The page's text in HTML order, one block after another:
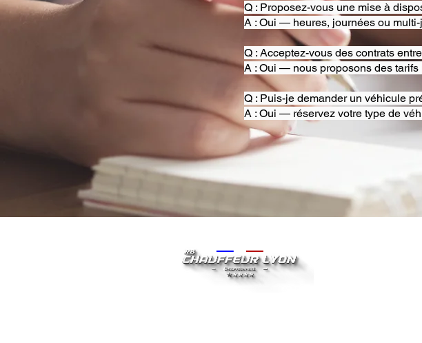
Q : Proposez-vous une mise à
A : Oui — heures, journées ou
Q : Acceptez-vous des contrats
A : Oui — nous proposons des
Q : Puis-je demander un véhicule
A : Oui — réservez votre type de